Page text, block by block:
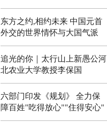
东方之约,相约未来 中国元首
外交的世界情怀与大国气派
追光的你｜太行山上新愚公河
北农业大学教授李保国
六部门印发《规划》 全力保
障百姓"吃得放心""住得安心"